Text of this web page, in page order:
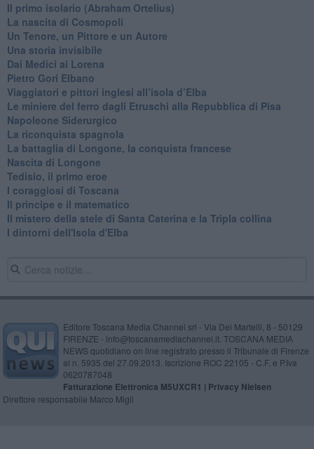
Il primo isolario (Abraham Ortelius)
La nascita di Cosmopoli
​Un Tenore, un Pittore e un Autore
Una storia invisibile
Dai Medici ai Lorena
​Pietro Gori Elbano
​Viaggiatori e pittori inglesi all’isola d’Elba
Le miniere del ferro dagli Etruschi alla Repubblica di Pisa
​Napoleone Siderurgico
​La riconquista spagnola
​La battaglia di Longone, la conquista francese
Nascita di Longone
Tedisio, il primo eroe
I coraggiosi di Toscana
Il principe e il matematico
Il mistero della stele di Santa Caterina e la Tripla collina
I dintorni dell'Isola d'Elba
Editore Toscana Media Channel srl - Via Dei Martelli, 8 - 50129
FIRENZE - info@toscanamediachannel.it. TOSCANA MEDIA
NEWS quotidiano on line registrato presso il Tribunale di Firenze
al n. 5935 del 27.09.2013. Iscrizione ROC 22105 - C.F. e P.Iva
0620787048
Fatturazione Elettronica M5UXCR1 | Privacy Nielsen
Direttore responsabile Marco Migli